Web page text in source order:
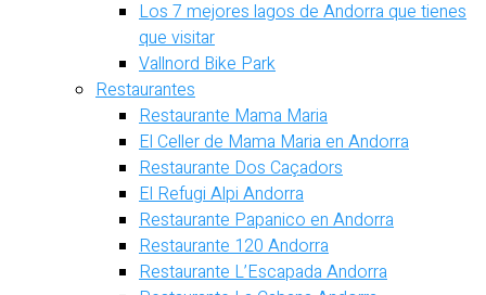
Los 7 mejores lagos de Andorra que tienes
que visitar
Vallnord Bike Park
Restaurantes
Restaurante Mama Maria
El Celler de Mama Maria en Andorra
Restaurante Dos Caçadors
El Refugi Alpi Andorra
Restaurante Papanico en Andorra
Restaurante 120 Andorra
Restaurante L’Escapada Andorra